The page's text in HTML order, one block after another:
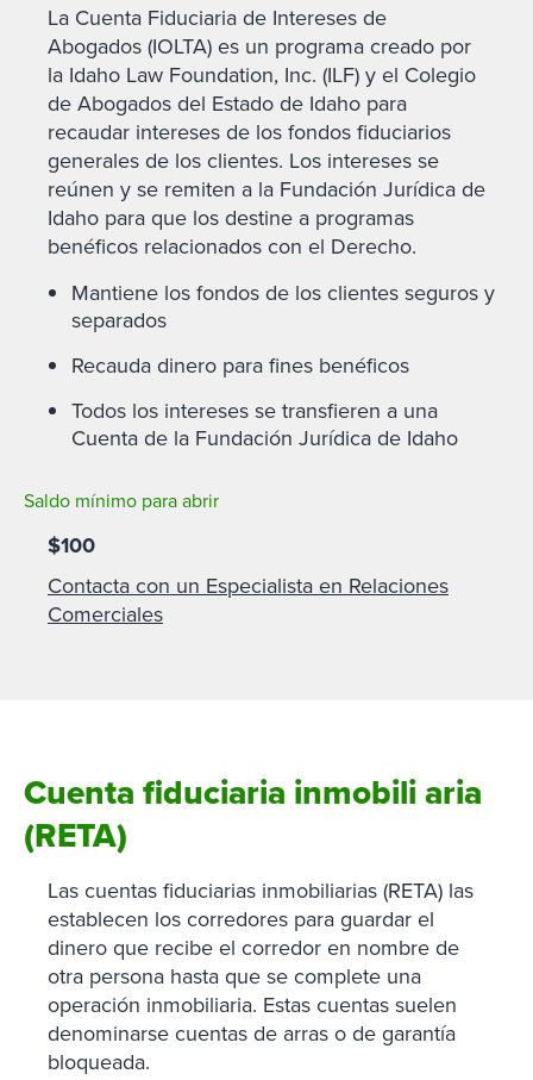
La Cuenta Fiduciaria de Intereses de
Abogados (IOLTA) es un programa creado por
la Idaho Law Foundation, Inc. (ILF) y el Colegio
de Abogados del Estado de Idaho para
recaudar intereses de los fondos fiduciarios
generales de los clientes. Los intereses se
reúnen y se remiten a la Fundación Jurídica de
Idaho para que los destine a programas
benéficos relacionados con el Derecho.
Mantiene los fondos de los clientes seguros y
separados
Recauda dinero para fines benéficos
Todos los intereses se transfieren a una
Cuenta de la Fundación Jurídica de Idaho
Saldo mínimo para abrir
$100
Contacta con un Especialista en Relaciones
Comerciales
Cuenta fiduciaria inmobiliaria
(RETA)
Las cuentas fiduciarias inmobiliarias (RETA) las
establecen los corredores para guardar el
dinero que recibe el corredor en nombre de
otra persona hasta que se complete una
operación inmobiliaria. Estas cuentas suelen
denominarse cuentas de arras o de garantía
bloqueada.